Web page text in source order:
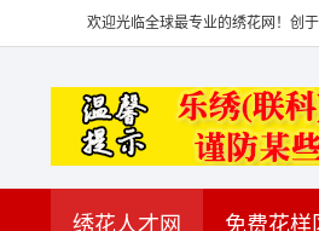
欢迎光临全球最专业的绣花网！创
绣花人才网 免费花样